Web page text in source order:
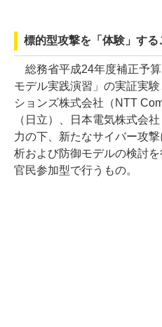
標的型攻撃を「体験」す
総務省平成24年度補正予
モデル実践演習」の実証実
ションズ株式会社（NTT
（日立）、日本電気株式会
力の下、新たなサイバー攻
析および防御モデルの検討
官民参加型で行うもの。